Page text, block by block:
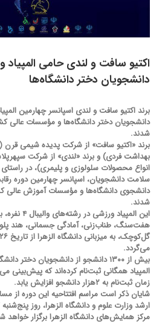
اکتیو سافت و لندی حامی
دانشجویان دختر دانشگاه‌ها
برند اکتیو سافت و لندی اسپانسر چهارمین
دانشجویان دختر دانشگاه‌ها و مؤسسات عالی
شدند.
برند «اکتیو سافت» از شرکت پدیده شیمی قرن
بهداشت فردی) و برند «لندی» از شرکت
انواع محصولات سلولوزی و پلیمری)، در
سلامت دانشجویان، اسپانسر چهارمین دوره
دانشجوی دانشگاه‌ها و مؤسسات آموزش عالی
شدند.
هفت‌سنگ، طناب‌زنی، آمادگی جسمانی، هند
می‌گردد.
بیش از ۱۳۰۰ دانشجو از دانشجویان
المپیاد همگانی ثبت‌نام کرده‌اند که پیش‌بینی
زمان ثبت‌نام به ۲هزار دانشجو افزایش یابد.
شایان ذکر است مراسم افتتاحیه این دوره از
مرکز همایش‌های دانشگاه الزهرا برگزار خواهد